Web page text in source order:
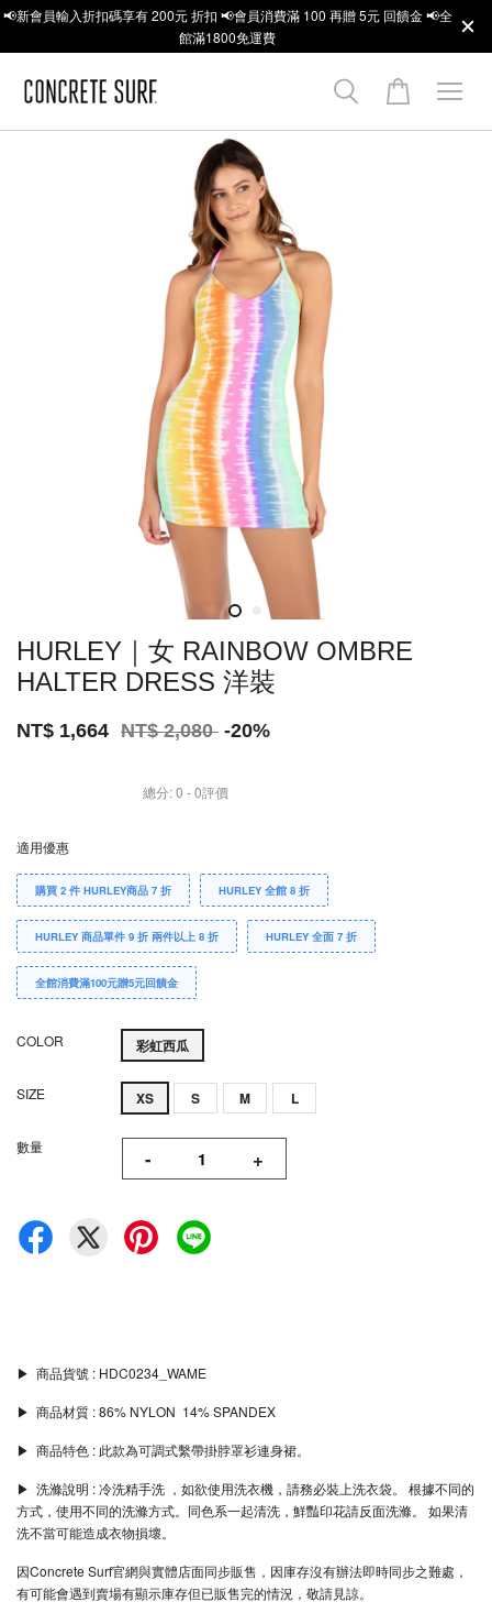
📢新會員輸入折扣碼享有 200元 折扣 📢會員消費滿 100 再贈 5元 回饋金 📢全
館滿1800免運費
HURLEY｜女 RAINBOW OMBRE
HALTER DRESS 洋裝
NT$ 1,664 NT$ 2,080 -20%
總分:0 -0評價
適用優惠
購買 2 件 HURLEY商品 7 折 HURLEY 全館 8 折
HURLEY 商品單件 9 折 兩件以上 8 折 HURLEY 全面 7 折
全館消費滿100元贈5元回饋金
COLOR 彩虹西瓜
SIZE XS S M L
數量 - +
▶︎ 商品貨號 : HDC0234_WAME
▶︎ 商品材質 : 86% NYLON 14% SPANDEX
▶︎ 商品特色 : 此款為可調式繫帶掛脖罩衫連身裙。
▶︎ 洗滌說明 : 冷洗精手洗 ，如欲使用洗衣機，請務必裝上洗衣袋。 根據不同的
方式，使用不同的洗滌方式。同色系一起清洗，鮮豔印花請反面洗滌。 如果清
洗不當可能造成衣物損壞。
因Concrete Surf官網與實體店面同步販售，因庫存沒有辦法即時同步之難處，
有可能會遇到賣場有顯示庫存但已販售完的情況，敬請見諒。